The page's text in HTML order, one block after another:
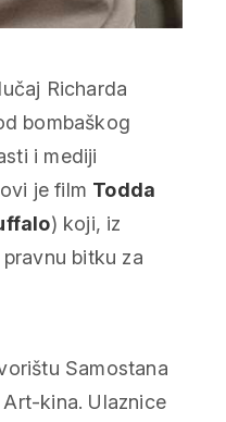
Richarda
bombaškog
i mediji
je film Todda
) koji, iz
bitku za
Samostana
kina. Ulaznice